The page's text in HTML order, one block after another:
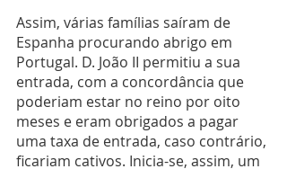
Assim, várias famílias saíram de
Espanha procurando abrigo em
Portugal. D. João II permitiu a sua
entrada, com a concordância que
poderiam estar no reino por oito
meses e eram obrigados a pagar
uma taxa de entrada, caso contrário,
ficariam cativos. Inicia-se, assim, um